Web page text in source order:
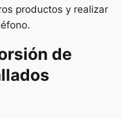
productos y realizar
de